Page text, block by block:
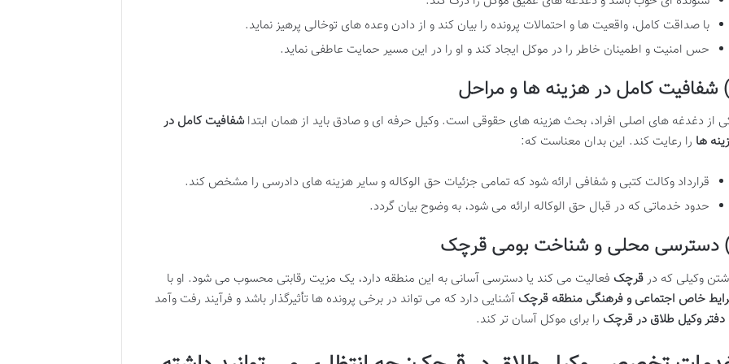
با صداقت کامل، واقعیت ها و احتمالات پرونده را بیان کند و از دادن وعده های توخالی پرهیز نماید.
حس امنیت و اطمینان خاطر را در موکل ایجاد کند و او را در این مسیر حمایت عاطفی نماید.
شفافیت کامل در هزینه ها و مراحل
از دغدغه های اصلی افراد، بحث هزینه های حقوقی است. وکیل حرفه ای و صادق باید از همان ابتداشفافیت کامل در
ها را رعایت کند. این بدان معناست که:
قرارداد وکالت کتبی و شفافی ارائه شود که تمامی جزئیات حق الوکاله و سایر هزینه های دادرسی را مشخص کند.
حدود خدماتی که در قبال حق الوکاله ارائه می شود، به وضوح بیان گردد.
دسترسی محلی و شناخت بومی قرچک
وکیلی که درقرچک فعالیت می کند یا دسترسی آسانی به این منطقه دارد، یک مزیت رقابتی محسوب می شود. او با
خاص اجتماعی و فرهنگی منطقه قرچک آشنایی دارد که می تواند در برخی پرونده ها تأثیرگذار باشد و فرآیند رفت وآمد
دفتر وکیل طلاق در قرچک را برای موکل آسان تر کند.